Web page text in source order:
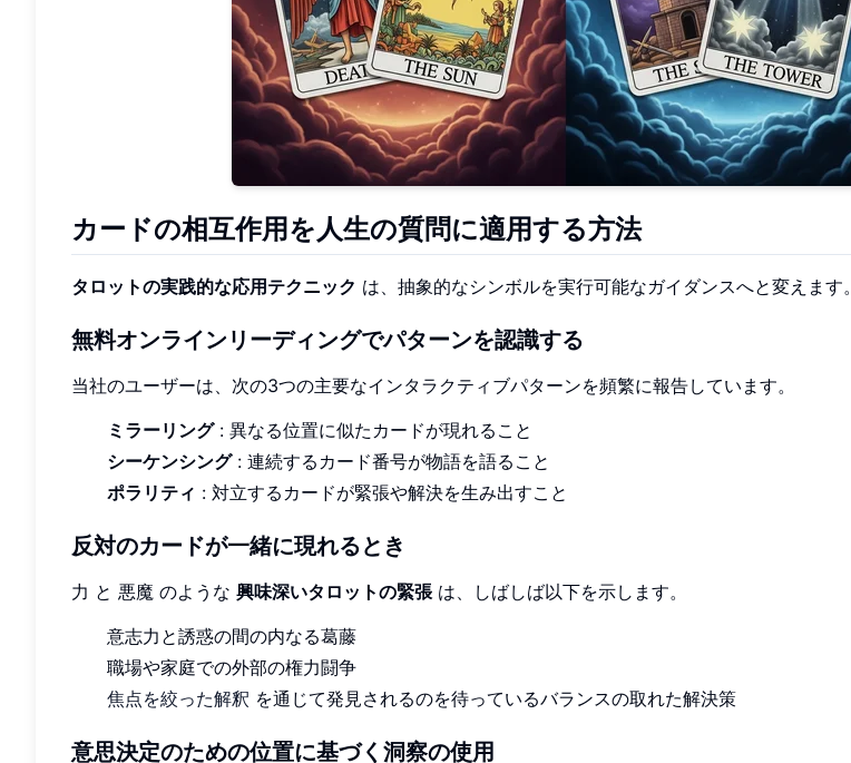
カードの相互作用を人生の質問に適用する方法
タロットの実践的な応用テクニック は、抽象的なシンボルを実行可能なガイダンスへと変えます。
無料オンラインリーディングでパターンを認識する
当社のユーザーは、次の3つの主要なインタラクティブパターンを頻繁に報告しています。
ミラーリング: 異なる位置に似たカードが現れること
シーケンシング: 連続するカード番号が物語を語ること
ポラリティ : 対立するカードが緊張や解決を生み出すこと
反対のカードが一緒に現れるとき
力 と 悪魔 のような 興味深いタロットの緊張は、しばしば以下を示します。
意志力と誘惑の間の内なる葛藤
職場や家庭での外部の権力闘争
焦点を絞った解釈 を通じて発見されるのを待っているバランスの取れた解決策
意思決定のための位置に基づく洞察の使用